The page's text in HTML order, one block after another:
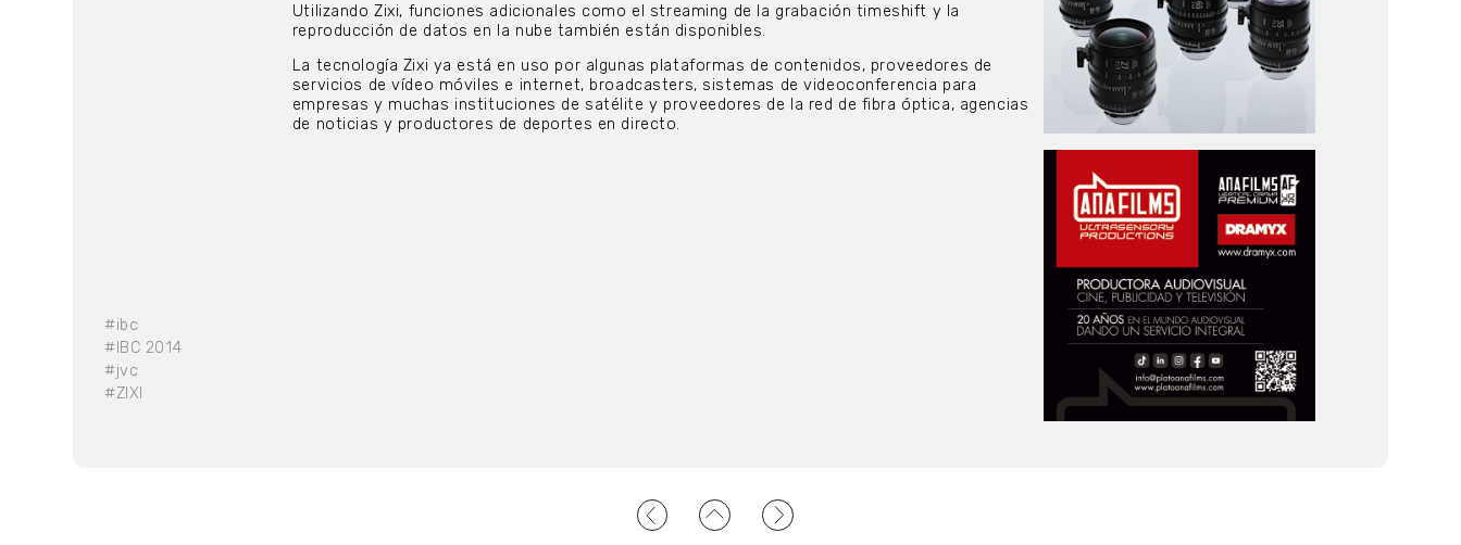
#ibc
#IBC 2014
#jvc
#ZIXI
Utilizando Zixi, funciones adicionales como el streaming de la grabación timeshift y la
reproducción de datos en la nube también están disponibles.
La tecnología Zixi ya está en uso por algunas plataformas de contenidos, proveedores de
servicios de vídeo móviles e internet, broadcasters, sistemas de videoconferencia para
empresas y muchas instituciones de satélite y proveedores de la red de fibra óptica, agencias
de noticias y productores de deportes en directo.